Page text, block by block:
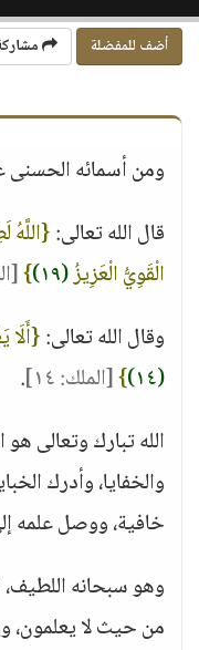
أضف للمفضلة
ومن أسمائه
قال الله تعالى:
الْقَوِيُّ الْعَزِيزُ(١٩) }
وقال الله تعالى:
(١٤)
}[الملك: ١٤]
.
الله تبارك وتعالى
والخفايا، وأدرك
خافية، ووصل علمه
وهو سبحانه اللطيف،
من حيث لا يعلمون،